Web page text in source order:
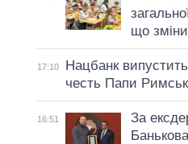
що
17:10
Нацбанк
честь Папи
16:51
За